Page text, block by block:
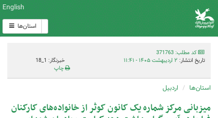
English
استان‌ها
کد مطلب: 371763
تاریخ انتشار: ۲ اردیبهشت ۱۴۰۵ - ۱۱:۴۱
خبرنگار: 1_18
چاپ
استان‌ها اردبیل
میزبانی مرکز شماره یک کانون کوثر از خانواده‌های کارکنان